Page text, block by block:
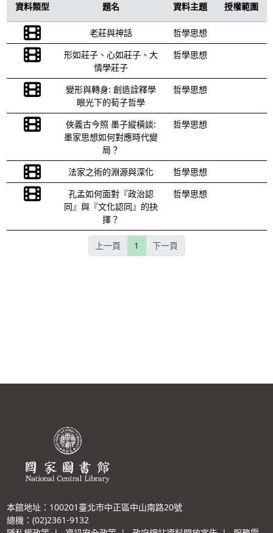
資料類型 題名 資料主題 授權範圍
老莊與神話
哲學思想
形如莊子、心如莊子、大
情學莊子
哲學思想
變形與轉身: 創造詮釋學
眼光下的荀子哲學
哲學思想
俠義古今照 墨子縱橫談:
墨家思想如何對應時代變
局？
哲學思想
法家之術的淵源與深化
哲學思想
孔孟如何面對『政治認
同』與『文化認同』的抉
擇？
哲學思想
上一頁 1 下一頁
本館地址：100201臺北市中正區中山南路20號
總機：(02)2361-9132